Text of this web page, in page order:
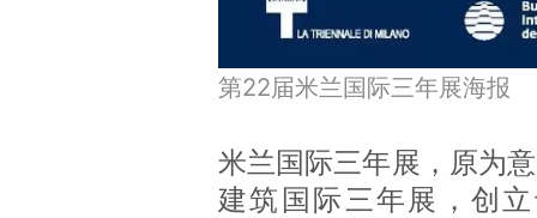
第22届米兰国际三年展海报
米兰国际三年展，原为
建筑国际三年展，创